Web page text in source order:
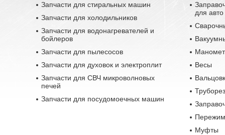
Запчасти для стиральных машин
Запчасти для холодильников
Запчасти для водонагревателей и
бойлеров
Запчасти для пылесосов
Запчасти для духовок и электроплит
Запчасти для СВЧ микроволновых
печей
Запчасти для посудомоечных машин
для
Весы
Муфты